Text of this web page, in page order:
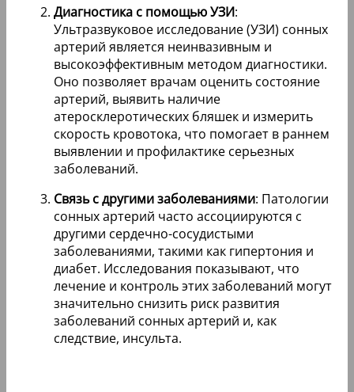
Диагностика с помощью УЗИ:
Ультразвуковое исследование (УЗИ) сонных
артерий является неинвазивным и
высокоэффективным методом диагностики.
Оно позволяет врачам оценить состояние
артерий, выявить наличие
атеросклеротических бляшек и измерить
скорость кровотока, что помогает в раннем
выявлении и профилактике серьезных
заболеваний.
Связь с другими заболеваниями: Патологии
сонных артерий часто ассоциируются с
другими сердечно-сосудистыми
заболеваниями, такими как гипертония и
диабет. Исследования показывают, что
лечение и контроль этих заболеваний могут
значительно снизить риск развития
заболеваний сонных артерий и, как
следствие, инсульта.